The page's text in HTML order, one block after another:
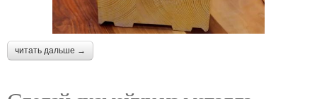
читать дальше →